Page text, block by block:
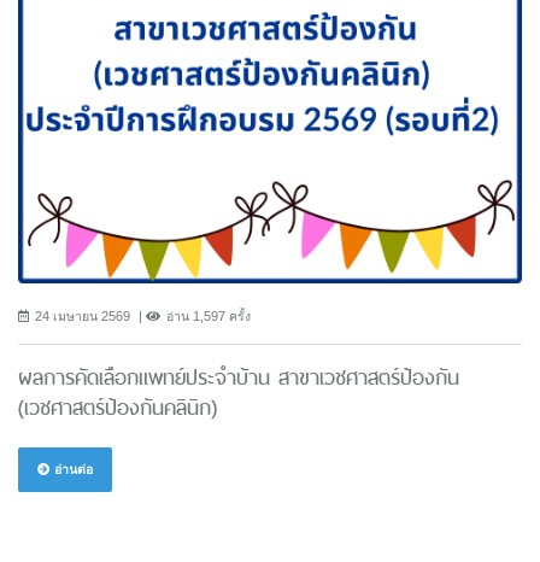
24 เมษายน 2569 อ่าน 1,597 ครั้ง
ผลการคัดเลือกแพทย์ประจำบ้าน สาขาเวชศาสตร์ป้องกัน
(เวชศาสตร์ป้องกันคลินิก)
อ่านต่อ